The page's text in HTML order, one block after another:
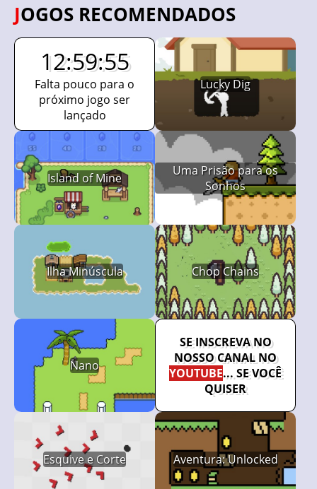
JOGOS RECOMENDADOS
12:59:54
Falta pouco para o
próximo jogo ser
lançado
Lucky Dig
Island of Mine
Uma Prisão para os
Sonhos
Ilha Minúscula Chop Chains
Nano
SE INSCREVA NO
NOSSO CANAL NO
YOUTUBE... SE VOCÊ
QUISER
Esquive e Corte Aventura: Unlocked